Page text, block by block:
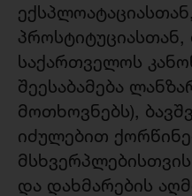
საქართველოს
შეესაბამება
მოთხოვნებს),
იძულებით
და დახმარების